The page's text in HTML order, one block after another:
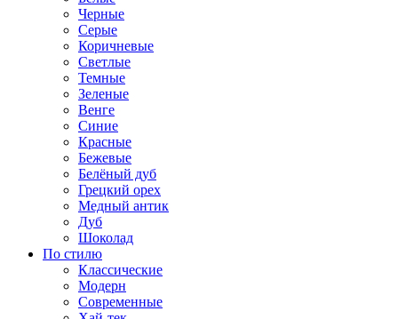
Черные
Серые
Коричневые
Светлые
Темные
Зеленые
Венге
Синие
Красные
Бежевые
Белёный дуб
Грецкий орех
Медный антик
Дуб
Шоколад
По стилю
Классические
Модерн
Современные